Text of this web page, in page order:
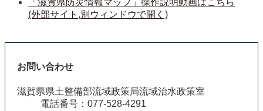
「滋賀県防災情報マップ」操作説明動画はこちら
(外部サイト,別ウィンドウで開く)
お問い合わせ
滋賀県県土整備部流域政策局流域治水政策室
電話番号：077-528-4291